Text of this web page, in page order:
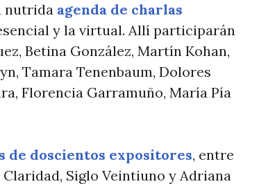
nutrida agenda de charlas
y la virtual. Allí participarán
Betina González, Martín Kohan,
Tamara Tenenbaum, Dolores
Florencia Garramuño, María Pía
de doscientos expositores, entre
Siglo Veintiuno y Adriana